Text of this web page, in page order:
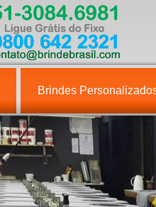
Brindes